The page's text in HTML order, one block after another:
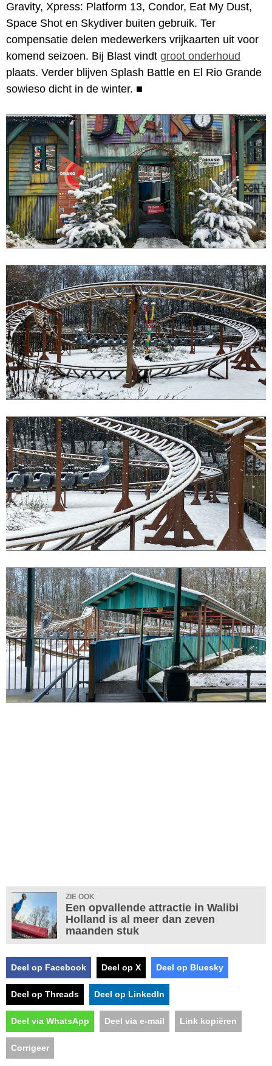
Gravity, Xpress: Platform 13, Condor, Eat My Dust,
Space Shot en Skydiver buiten gebruik. Ter
compensatie delen medewerkers vrijkaarten uit voor
komend seizoen. Bij Blast vindt groot onderhoud
plaats. Verder blijven Splash Battle en El Rio Grande
sowieso dicht in de winter. ■
ZIE OOK
Een opvallende attractie in Walibi
Holland is al meer dan zeven
maanden stuk
Deel op Facebook Deel op X Deel op Bluesky
Deel op Threads Deel op LinkedIn
Deel via WhatsApp Deel via e-mail Link kopiëren
Corrigeer